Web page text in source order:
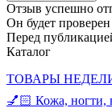
Отзыв успешно
Он будет
Перед
Каталог
ТОВАРЫ
💅🏻 Кожа, ногти,